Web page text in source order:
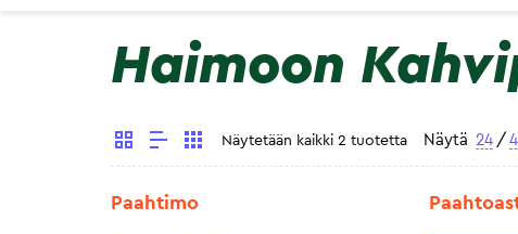
Haimoon
Näytetään kaikki 2 tuotetta Näytä 24 /
Paahtimo